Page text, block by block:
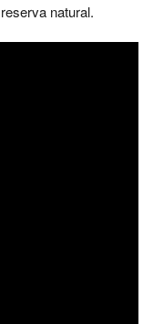
natural.